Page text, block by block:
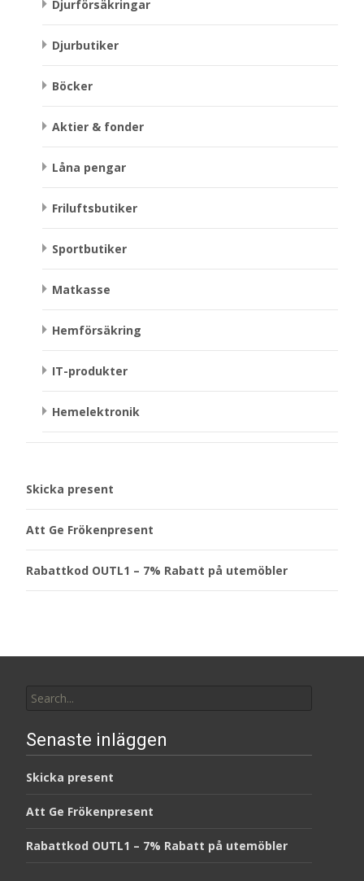
Djurförsäkringar
Djurbutiker
Böcker
Aktier & fonder
Låna pengar
Friluftsbutiker
Sportbutiker
Matkasse
Hemförsäkring
IT-produkter
Hemelektronik
Skicka present
Att Ge Frökenpresent
Rabattkod OUTL1 – 7% Rabatt på utemöbler
for:
Senaste inläggen
Skicka present
Att Ge Frökenpresent
Rabattkod OUTL1 – 7% Rabatt på utemöbler